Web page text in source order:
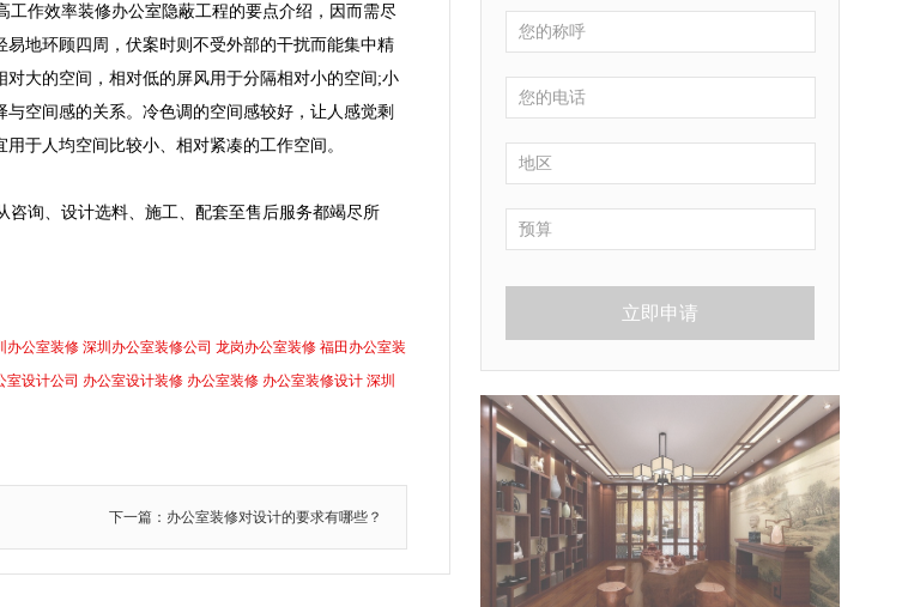
作效率装修办公室隐蔽工程的要点介绍，因而需尽
地环顾四周，伏案时则不受外部的干扰而能集中精
大的空间，相对低的屏风用于分隔相对小的空间;小
空间感的关系。冷色调的空间感较好，让人感觉剩
于人均空间比较小、相对紧凑的工作空间。
询、设计选料、施工、配套至售后服务都竭尽所
办公室装修 深圳办公室装修公司 龙岗办公室装修 福田办公室装
室设计公司 办公室设计装修 办公室装修 办公室装修设计 深圳
下一篇：办公室装修对设计的要求有哪些？
立即申请